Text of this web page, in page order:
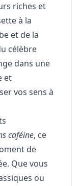
riches et
à la
et de la
célèbre
dans une
et
vos sens à
caféine, ce
de
Que vous
ou